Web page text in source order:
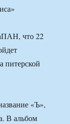
что 22
питерской
«Ъ»,
В альбом